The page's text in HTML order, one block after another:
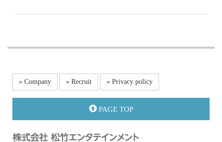
» Company » Recruit » Privacy policy
PAGE TOP